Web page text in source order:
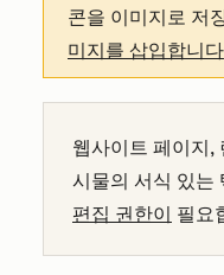
콘을 이미지로 저
미지를 삽입합니다
웹사이트 페이지,
시물의 서식 있는
편집 권한이 필요